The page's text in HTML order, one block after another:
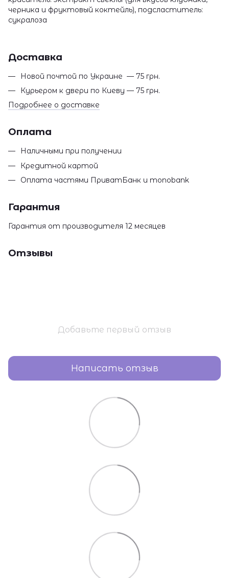
черника и фруктовый коктейль), подсластитель:
сукралоза
Доставка
Новой почтой по Украине — 75 грн.
Курьером к двери по Киеву — 75 грн.
Подробнее о доставке
Оплата
Наличными при получении
Кредитной картой
Оплата частями ПриватБанк и monobank
Гарантия
Гарантия от производителя 12 месяцев
Отзывы
Добавьте первый отзыв
Написать отзыв